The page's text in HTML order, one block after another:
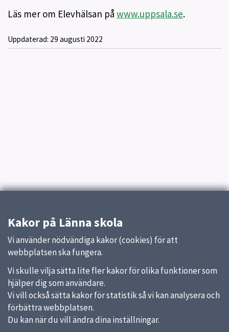
Läs mer om Elevhälsan på www.uppsala.se.
Uppdaterad: 29 augusti 2022
Kakor på Länna skola
Vi använder nödvändiga kakor (cookies) för att
webbplatsen ska fungera.
Vi skulle vilja sätta lite fler kakor för olika funktioner som
hjälper dig som användare.
Vi vill också sätta kakor för statistik så vi kan analysera och
förbättra webbplatsen.
Du kan när du vill ändra dina inställningar.